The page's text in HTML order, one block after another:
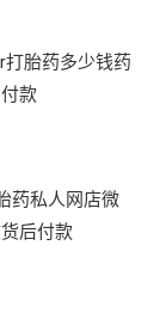
打胎药多少钱药
款
药私人网店微
后付款